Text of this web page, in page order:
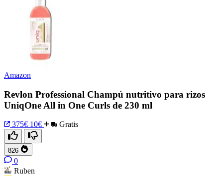
Amazon
Revlon Professional Champú nutritivo para rizos
UniqOne All in One Curls de 230 ml
375€ 10€ Gratis
826
0
Ruben